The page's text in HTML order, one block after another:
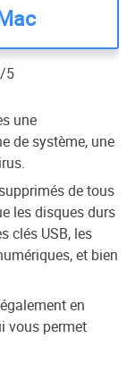
5
une
de système, une
de tous
les disques durs
clés USB, les
et bien
en
vous permet